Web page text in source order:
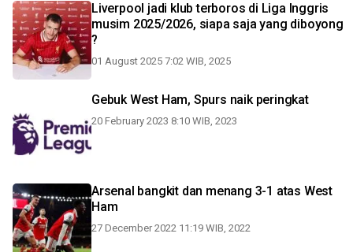
Liverpool jadi klub terboros di Liga Inggris
musim 2025/2026, siapa saja yang diboyong
?
01 August 2025 7:02 WIB, 2025
Gebuk West Ham, Spurs naik peringkat
20 February 2023 8:10 WIB, 2023
Arsenal bangkit dan menang 3-1 atas West
Ham
27 December 2022 11:19 WIB, 2022